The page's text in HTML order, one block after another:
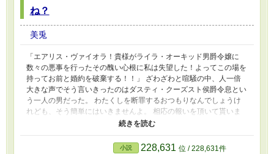
ね？
美兎
「エアリス・ヴァイオラ！貴様がライラ・オーキッド男爵令嬢に
数々の悪事を行ったその醜い心根に私は失望した！よってこの場を
持ってお前と婚約を破棄する！！」 ざわざわと喧騒の中、人一倍
大きな声でそう言いきったのはダスティ・クーズスト侯爵令息とい
う一人の男だった。 わたくしを断罪するおつもりなんでしょうけ
れども、そう簡単にはいきませんよ。 相応の報いを頂いて貰いま
す。 ショートショート。本編三話、ざまぁ三話で完結予定です。
※ざまぁでは暴力表現やグロ表現がありますので、ご注意くださ
小説 228,631 位 / 228,631件